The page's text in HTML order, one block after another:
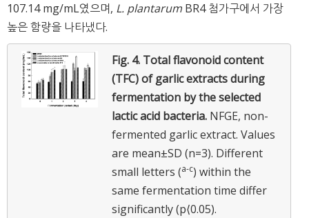
107.14 mg/mL였으며, L. plantarum BR4 첨가구에서 가장
높은 함량을 나타냈다.
Fig. 4. Total flavonoid content
(TFC) of garlic extracts during
fermentation by the selected
lactic acid bacteria. NFGE, non-
fermented garlic extract. Values
are mean±SD (n=3). Different
small letters (a-c) within the
same fermentation time differ
significantly (p⟨0.05).